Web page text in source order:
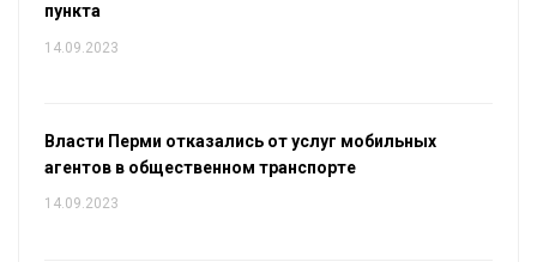
пункта
14.09.2023
Власти Перми отказались от услуг мобильных
агентов в общественном транспорте
14.09.2023